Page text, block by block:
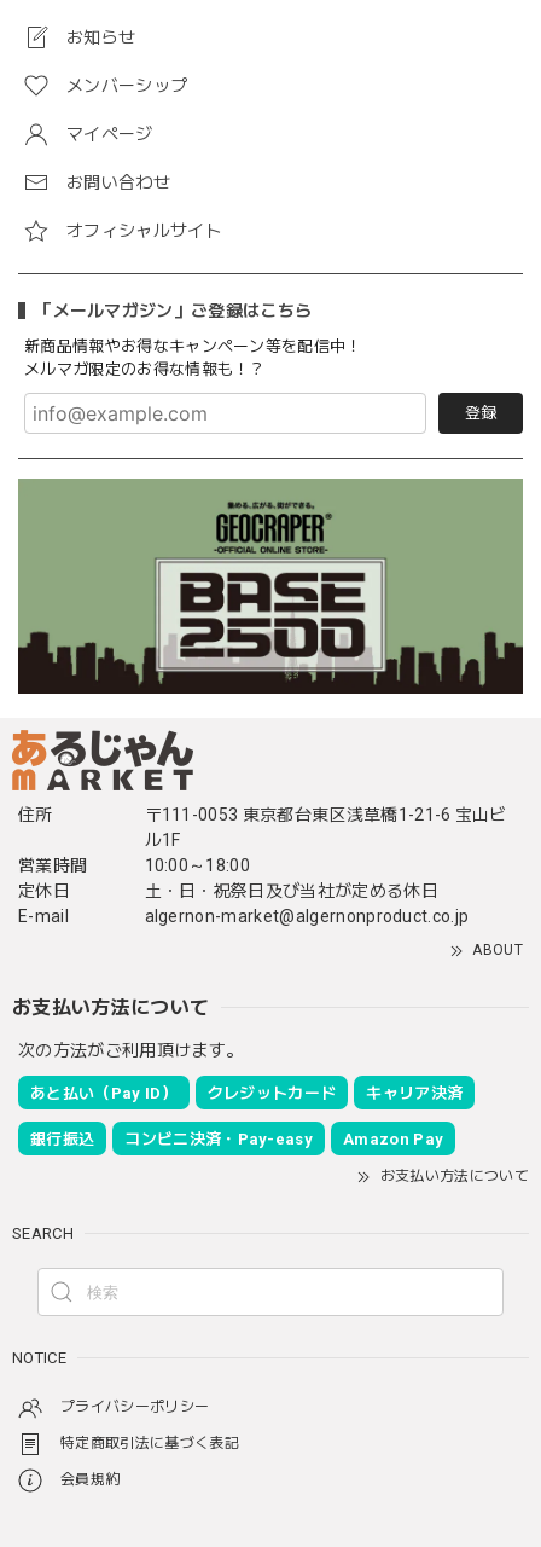
お知らせ
メンバーシップ
マイページ
お問い合わせ
オフィシャルサイト
「メールマガジン」ご登録はこちら
新商品情報やお得なキャンペーン等を配信中！
メルマガ限定のお得な情報も！？
登録
住所
〒111-0053 東京都台東区浅草橋1-21-6 宝山ビ
ル1F
営業時間
10:00～18:00
定休日
土・日・祝祭日及び当社が定める休日
E-mail
algernon-market@algernonproduct.co.jp
ABOUT
お支払い方法について
次の方法がご利用頂けます。
あと払い（Pay ID） クレジットカード キャリア決済
銀行振込 コンビニ決済・Pay-easy Amazon Pay
お支払い方法について
SEARCH
NOTICE
プライバシーポリシー
特定商取引法に基づく表記
会員規約